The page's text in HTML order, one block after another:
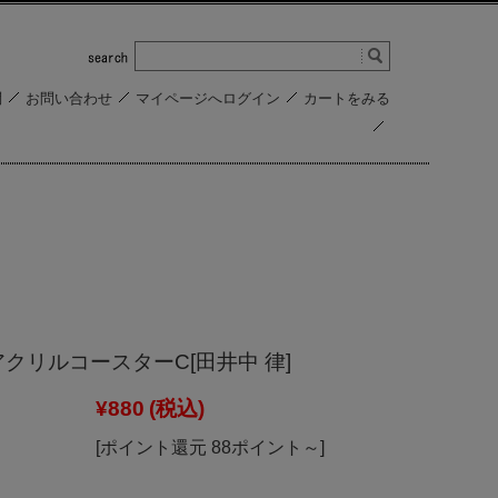
お問い合わせ マイページへログイン カートをみる
リルコースターC[田井中 律]
¥880 (税込)
[ポイント還元 88ポイント～]